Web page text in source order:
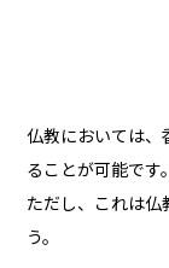
仏教においては、
ることが可能です。
ただし、これは仏
う。